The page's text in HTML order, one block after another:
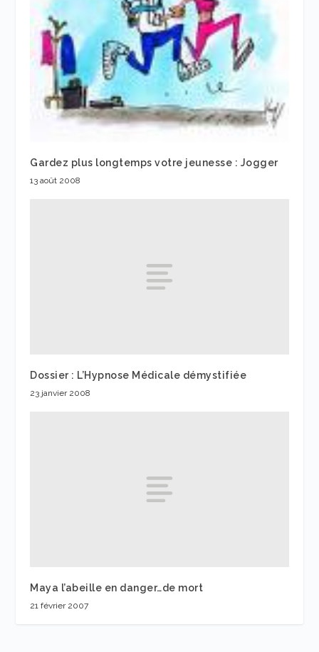
Gardez plus longtemps votre jeunesse : Jogger
13 août 2008
Dossier : L’Hypnose Médicale démystifiée
23 janvier 2008
Maya l’abeille en danger…de mort
21 février 2007